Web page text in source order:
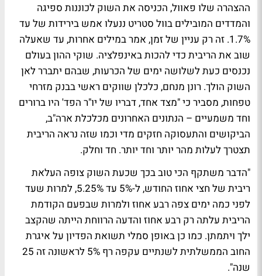
ההצהרה שלו פאוול, הכניסה את השוק לכוננות ספיגה
והמדדים המובילים בוול סטריט ננעלו אמש בירידות של עד
1.7%. זה רק עניין של זמן, אמר במילים אחרות, עד שאעלה
שוב את הריבית כדי להכות באינפלציה. שוקי ההון בעולם
נכנסים כעת לשלושה ימים של הכרעות, שבהם יתברר לאן
השוק הולך. רונן מנחם, כלכלן שווקים ראשי בבנק מזרחי
טפחות, מסביר כי "מצד אחד, דבריו של יו"ר הפד' היו ברורים
וחד משמעיים – הנתונים האחרונים מכלכלת ארה"ב,
הביקושים והתעסוקה חזקים מדי וכמו שזה נראה הריבית
תצטרך לעלות מהר יותר וחד יותר. חד וחלק.
"הדבר משתקף הכי טוב בכך שכעת השוק צופה העלאת
ריבית של חצי אחוז החודש, ל-5% עד 5.25%, למרות שעד
לפני כמה ימים צפה רבע אחוז ולמרות שבפעם הקודמת
הריבית עלתה רק רבע אחוז והדעה הרווחת הייתה שהקצב
ילך ויתמתן. כמו כן באופן סמלי תשואת הפדיון על איגרת
החוב הממשלתית לשנתיים עקפה רף 5% לראשונה זה 25
שנה".